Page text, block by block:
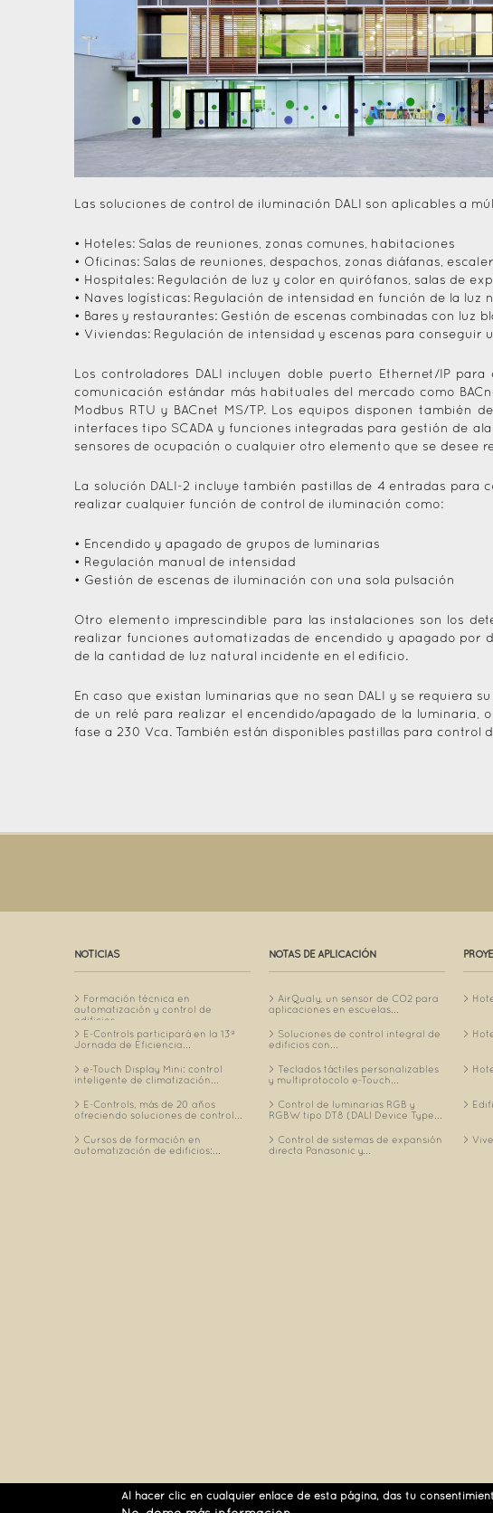
Las soluciones de control de iluminación DALI son aplicables a
• Hoteles: Salas de reuniones, zonas comunes, habitaciones
• Oficinas: Salas de reuniones, despachos, zonas diáfanas,
• Hospitales: Regulación de luz y color en quirófanos, salas de
• Naves logísticas: Regulación de intensidad en función de la luz
• Bares y restaurantes: Gestión de escenas combinadas con luz
• Viviendas: Regulación de intensidad y escenas para conseguir
Los controladores DALI incluyen doble puerto Ethernet/IP
comunicación estándar más habituales del mercado como
Modbus RTU y BACnet MS/TP. Los equipos disponen
interfaces tipo SCADA y funciones integradas para gestión de
sensores de ocupación o cualquier otro elemento que se desee
La solución DALI-2 incluye también pastillas de 4 entradas para
realizar cualquier función de control de iluminación como:
• Encendido y apagado de grupos de luminarias
• Regulación manual de intensidad
• Gestión de escenas de iluminación con una sola pulsación
Otro elemento imprescindible para las instalaciones son los
realizar funciones automatizadas de encendido y apagado por
de la cantidad de luz natural incidente en el edificio.
En caso que existan luminarias que no sean DALI y se requiera
de un relé para realizar el encendido/apagado de la luminaria,
fase a 230 Vca. También están disponibles pastillas para control
NOTICIAS
Formación técnica en
automatización y control de
edificios...
E-Controls participará en la 13ª
Jornada de Eficiencia...
e-Touch Display Mini: control
inteligente de climatización...
E-Controls, más de 20 años
ofreciendo soluciones de control...
Cursos de formación en
automatización de edificios:...
NOTAS DE APLICACIÓN
AirQualy, un sensor de CO2 para
aplicaciones en escuelas...
Soluciones de control integral de
edificios con...
Teclados táctiles personalizables
y multiprotocolo e-Touch...
Control de luminarias RGB y
RGBW tipo DT8 (DALI Device Type...
Control de sistemas de expansión
directa Panasonic y...
Al hacer clic en cualquier enlace de esta página, das tu